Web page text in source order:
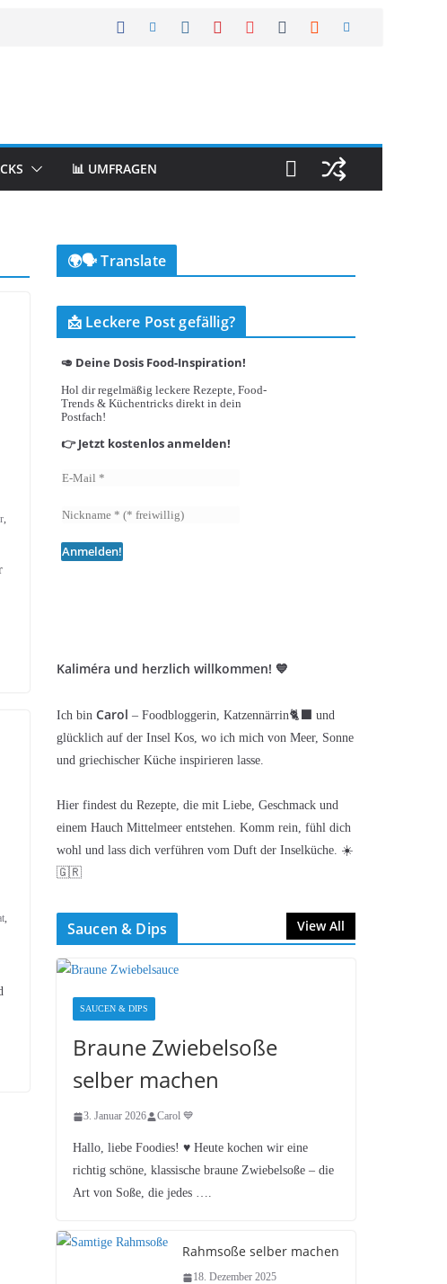
📊 UMFRAGEN
,
,
🌍🗣️ Translate
📩 Leckere Post gefällig?
🥑 Deine Dosis Food-Inspiration!
Hol dir regelmäßig leckere Rezepte, Food-
Trends & Küchentricks direkt in dein
Postfach!
👉 Jetzt kostenlos anmelden!
Kaliméra und herzlich willkommen! 💙
Ich bin Carol – Foodbloggerin, Katzennärrin🐈‍⬛ und
glücklich auf der Insel Kos, wo ich mich von Meer, Sonne
und griechischer Küche inspirieren lasse.
Hier findest du Rezepte, die mit Liebe, Geschmack und
einem Hauch Mittelmeer entstehen. Komm rein, fühl dich
wohl und lass dich verführen vom Duft der Inselküche. ☀️
🇬🇷
Saucen & Dips View All
SAUCEN & DIPS
Braune Zwiebelsoße
selber machen
3. Januar 2026 Carol 💙
Hallo, liebe Foodies! ♥︎ Heute kochen wir eine
richtig schöne, klassische braune Zwiebelsoße – die
Art von Soße, die jedes ….
Rahmsoße selber machen
18. Dezember 2025